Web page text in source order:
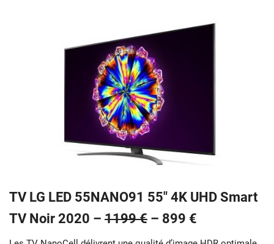
TV LG LED 55NANO91 55″ 4K UHD Smart
TV Noir 2020 – 1199 € – 899 €